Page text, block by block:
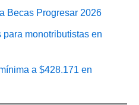
Becas Progresar 2026
monotributistas en
a $428.171 en